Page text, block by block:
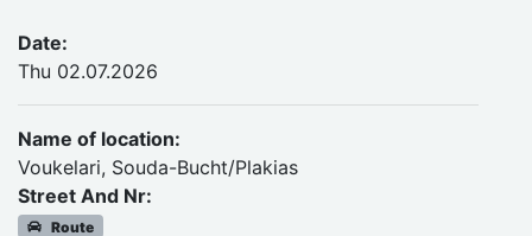
Date:
Thu 02.07.2026
Name of location:
Voukelari, Souda-Bucht/Plakias
Street And Nr:
Route